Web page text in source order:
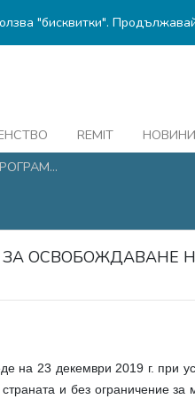
"бисквитки".
REMIT НОВИНИ
ОСВОБОЖДАВАНЕ
на 23 декември 2019 г. при
и без ограничение